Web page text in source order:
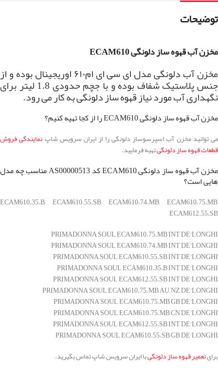
توضیحات
مخزن آب قهوه ساز دلونگی ECAM610
مخزن آب دلونگی مدل ای سی ای ام۶۱۰ اوریجینال بوده و از
جنس پلاستیک شفاف بوده و با جچم حدودی 1.8 لیتر برای
نگهداری آب مورد نیاز قهوه ساز دلونگی به کار می رود.
مخزن آب قهوه ساز دلونگی ECAM610 را از کجا تهیه کنیم؟
می توانید مخزن آب اسپرسوساز دلونگی را از ایران سرویس شاپنمایندگی فروش
قطعات قهوه ساز دلونگیتهیه فرمایید.
مخزن آب قهوه ساز دلونگی ECAM610 کد AS00000513 مناسب چه مدل
هایی است؟
ECAM610.35.B, ECAM610.55.SB, ECAM610.74.MB, ECAM610.75.MB,
ECAM612.55.SB
PRIMADONNA SOUL ECAM610.75.MB INT DE’LONGHI
PRIMADONNA SOUL ECAM610.74.MB INT DE’LONGHI
PRIMADONNA SOUL ECAM610.55.SB INT DE’LONGHI
PRIMADONNA SOUL ECAM610.35.B INT DE’LONGHI
PRIMADONNA SOUL ECAM612.55.SB INT DE’LONGHI
PRIMADONNA SOUL ECAM610.75.MB AU, NZ DE’LONGHI
PRIMADONNA SOUL ECAM610.75.MB GB DE’LONGHI
PRIMADONNA SOUL ECAM610.75.MB CN DE’LONGHI
PRIMADONNA SOUL ECAM612.55.SB INT DE’LONGHI
PRIMADONNA SOUL ECAM610.55.SB GB DE’LONGHI
برایتعمیر قهوه ساز دلونگیبا ایران سرویس شاپ تماس بگیرید.